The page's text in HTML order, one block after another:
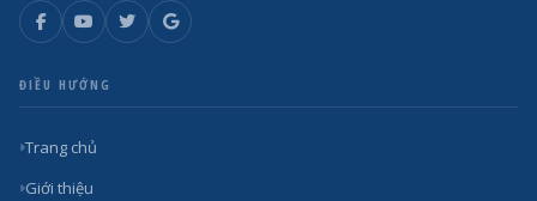
ĐIỀU HƯỚNG
Trang chủ
Giới thiệu